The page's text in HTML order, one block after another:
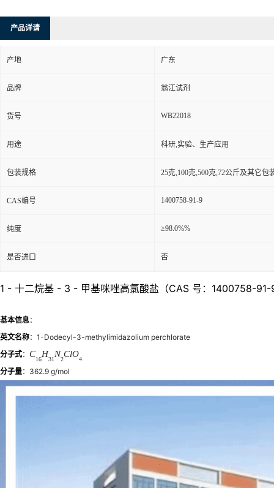
产品详请
产地 广东
品牌 翁江试剂
货号 WB22018
用途 科研,实验、生产应用
包装规格 25克,100克,500克,72公斤及其它包
CAS编号 1400758-91-9
纯度 ≥98.0%%
是否进口 否
1 - 十二烷基 - 3 - 甲基咪唑高氯酸盐（CAS 号：1400758-
基本信息：
英文名称：1-Dodecyl-3-methylimidazolium perchlorate
分子式： C
16
H
31
N
2
ClO
4
分子量：362.9 g/mol